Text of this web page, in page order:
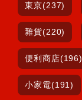
東京(237)
雜貨(220)
便利商店(196)
小家電(191)